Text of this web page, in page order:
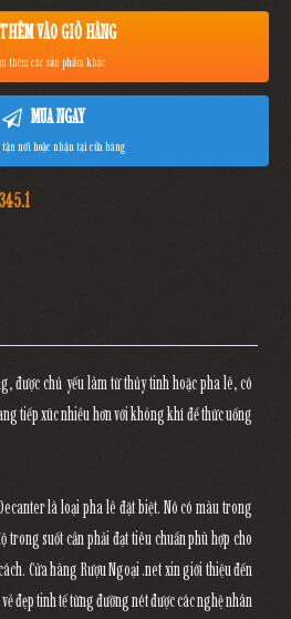
THÊM VÀO GIỎ HÀNG
thêm các sản phẩm khác
MUA NGAY
tận nơi hoặc nhận tại cửa hàng
được chủ yếu làm từ thủy tinh hoặc pha lê, có
tiếp xúc nhiều hơn với không khí để thức uống
là loại pha lê đặt biệt. Nó có màu trong
trong suốt cần phải đạt tiêu chuẩn phù hợp cho
Cửa hàng Rượu Ngoại .net xin giới thiệu đến
đẹp tinh tế từng đường nét được các nghệ nhân